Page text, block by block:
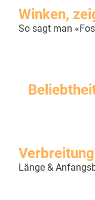
Winken,
So sagt man
Länge &